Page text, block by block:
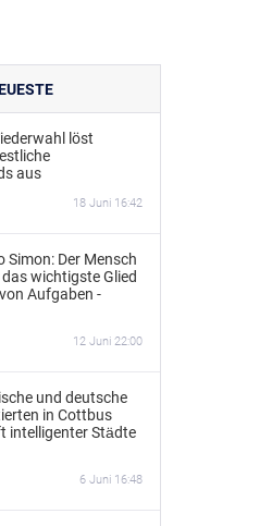
löst
aus
18 Juni 16:42
Simon: Der Mensch
wichtigste Glied
Aufgaben -
12 Juni 22:00
und deutsche
in Cottbus
intelligenter Städte
6 Juni 16:48